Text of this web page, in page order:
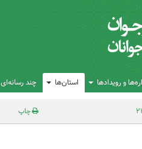
و رویدادها استان‌ها چند رسانه‌ای
چاپ